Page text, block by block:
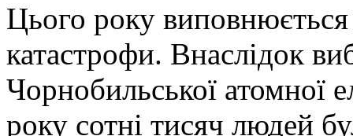
Цього року
катастрофи. Внаслідок
Чорнобильської атомної
року сотні тисяч людей